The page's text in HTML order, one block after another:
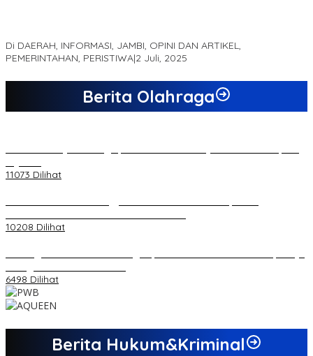
Di DAERAH, INFORMASI, JAMBI, OPINI DAN ARTIKEL,
PEMERINTAHAN, PERISTIWA|2 Juli, 2025
Berita Olahraga
11073 Dilihat
10208 Dilihat
6498 Dilihat
Berita Hukum&Kriminal